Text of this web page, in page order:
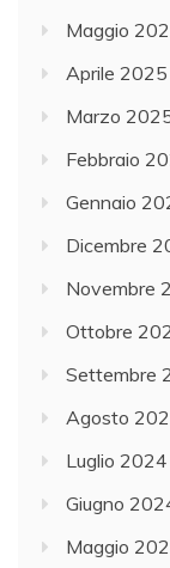
Maggio
Aprile 2025
Marzo
Febbraio
Gennaio
Dicembre
Novembre
Ottobre
Settembre
Agosto
Luglio 2024
Giugno
Maggio